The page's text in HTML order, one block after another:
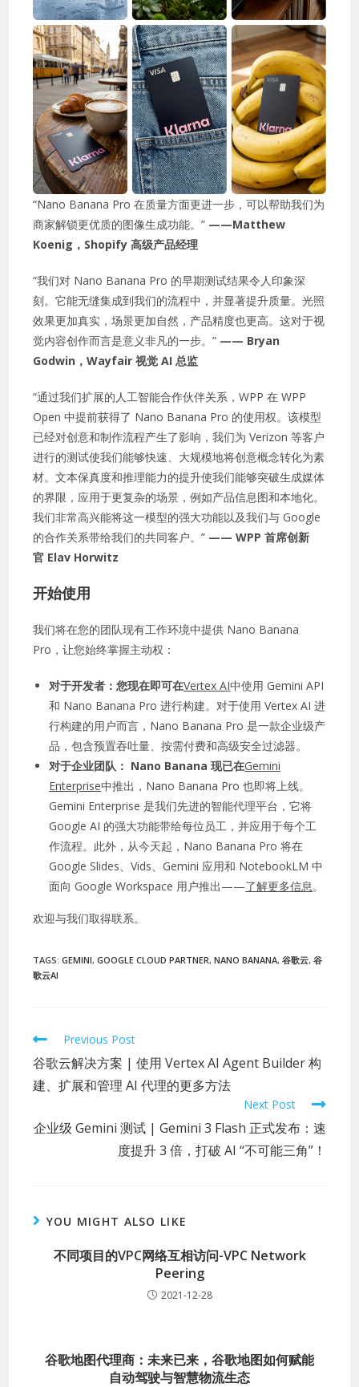
“Nano Banana Pro 在质量方面更进一步，可以帮助我们为
商家解锁更优质的图像生成功能。” ——Matthew
Koenig，Shopify 高级产品经理
“我们对 Nano Banana Pro 的早期测试结果令人印象深
刻。它能无缝集成到我们的流程中，并显著提升质量。光照
效果更加真实，场景更加自然，产品精度也更高。这对于视
觉内容创作而言是意义非凡的一步。” —— Bryan
Godwin，Wayfair 视觉 AI 总监
“通过我们扩展的人工智能合作伙伴关系，WPP 在 WPP
Open 中提前获得了 Nano Banana Pro 的使用权。该模型
已经对创意和制作流程产生了影响，我们为 Verizon 等客户
进行的测试使我们能够快速、大规模地将创意概念转化为素
材。文本保真度和推理能力的提升使我们能够突破生成媒体
的界限，应用于更复杂的场景，例如产品信息图和本地化。
我们非常高兴能将这一模型的强大功能以及我们与 Google
的合作关系带给我们的共同客户。” —— WPP 首席创新
官 Elav Horwitz
开始使用
我们将在您的团队现有工作环境中提供 Nano Banana
Pro，让您始终掌握主动权：
对于开发者：您现在即可在Vertex AI中使用 Gemini API
和 Nano Banana Pro 进行构建。对于使用 Vertex AI 进
行构建的用户而言，Nano Banana Pro 是一款企业级产
品，包含预置吞吐量、按需付费和高级安全过滤器。
对于企业团队： Nano Banana 现已在Gemini
Enterprise中推出，Nano Banana Pro 也即将上线。
Gemini Enterprise 是我们先进的智能代理平台，它将
Google AI 的强大功能带给每位员工，并应用于每个工
作流程。此外，从今天起，Nano Banana Pro 将在
Google Slides、Vids、Gemini 应用和 NotebookLM 中
面向 Google Workspace 用户推出——了解更多信息 。
欢迎与我们取得联系。
TAGS:GEMINI, GOOGLE CLOUD PARTNER, NANO BANANA, 谷歌云, 谷
歌云AI
Previous Post
谷歌云解决方案 | 使用 Vertex AI Agent Builder 构
建、扩展和管理 AI 代理的更多方法
Next Post
企业级 Gemini 测试 | Gemini 3 Flash 正式发布：速
度提升 3 倍，打破 AI “不可能三角”！
YOU MIGHT ALSO LIKE
不同项目的VPC网络互相访问-VPC Network
Peering
2021-12-28
谷歌地图代理商：未来已来，谷歌地图如何赋能
自动驾驶与智慧物流生态